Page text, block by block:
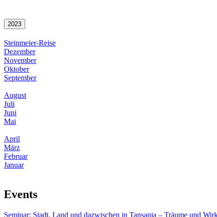
2023
Steinmeier-Reise
Dezember
November
Oktober
September
August
Juli
Juni
Mai
April
März
Februar
Januar
Events
Seminar: Stadt, Land und dazwischen in Tansania – Träume und